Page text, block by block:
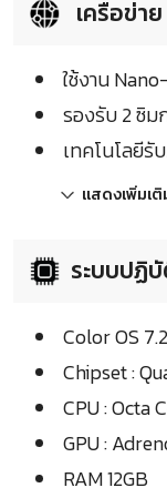
เครือข่า
ใช้งาน
รองรับ 2 ซิม
เทคโนโลยีรั
แสดงเพิ่มเติ
ระบบปฏิบั
Color OS
Chipset :
CPU : Octa
GPU :
RAM 12GB